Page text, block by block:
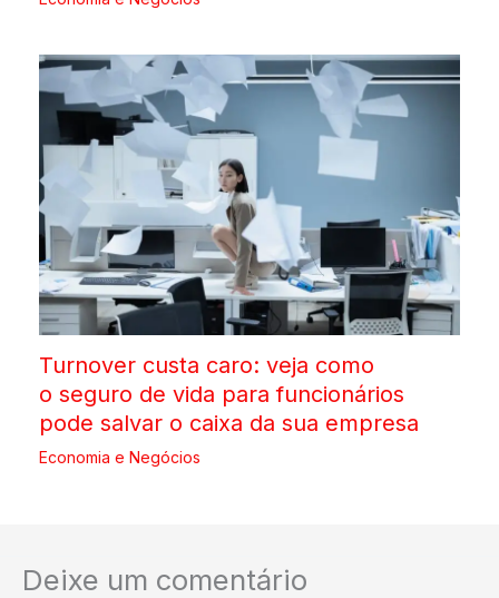
Turnover custa caro: veja como
o seguro de vida para funcionários
pode salvar o caixa da sua empresa
Economia e Negócios
Deixe um comentário